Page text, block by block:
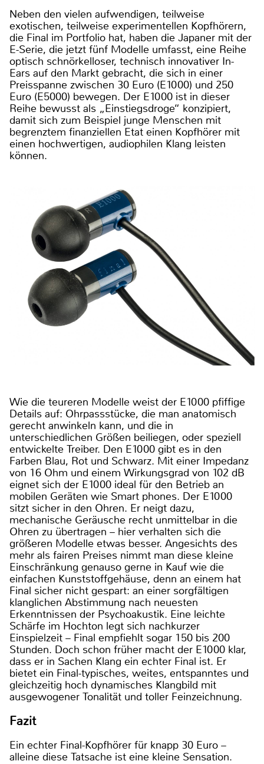
Neben den vielen aufwendigen, teilweise
exotischen, teilweise experimentellen Kopfhörern,
die Final im Portfolio hat, haben die Japaner mit der
E-Serie, die jetzt fünf Modelle umfasst, eine Reihe
optisch schnörkelloser, technisch innovativer In-
Ears auf den Markt gebracht, die sich in einer
Preisspanne zwischen 30 Euro (E1000) und 250
Euro (E5000) bewegen. Der E1000 ist in dieser
Reihe bewusst als „Einstiegsdroge“ konzipiert,
damit sich zum Beispiel junge Menschen mit
begrenztem finanziellen Etat einen Kopfhörer mit
einen hochwertigen, audiophilen Klang leisten
können.
Wie die teureren Modelle weist der E1000 pfiffige
Details auf: Ohrpassstücke, die man anatomisch
gerecht anwinkeln kann, und die in
unterschiedlichen Größen beiliegen, oder speziell
entwickelte Treiber. Den E1000 gibt es in den
Farben Blau, Rot und Schwarz. Mit einer Impedanz
von 16 Ohm und einem Wirkungsgrad von 102 dB
eignet sich der E1000 ideal für den Betrieb an
mobilen Geräten wie Smart phones. Der E1000
sitzt sicher in den Ohren. Er neigt dazu,
mechanische Geräusche recht unmittelbar in die
Ohren zu übertragen – hier verhalten sich die
größeren Modelle etwas besser. Angesichts des
mehr als fairen Preises nimmt man diese kleine
Einschränkung genauso gerne in Kauf wie die
einfachen Kunststoffgehäuse, denn an einem hat
Final sicher nicht gespart: an einer sorgfältigen
klanglichen Abstimmung nach neuesten
Erkenntnissen der Psychoakustik. Eine leichte
Schärfe im Hochton legt sich nachkurzer
Einspielzeit – Final empfiehlt sogar 150 bis 200
Stunden. Doch schon früher macht der E1000 klar,
dass er in Sachen Klang ein echter Final ist. Er
bietet ein Final-typisches, weites, entspanntes und
gleichzeitig hoch dynamisches Klangbild mit
ausgewogener Tonalität und toller Feinzeichnung.
Fazit
Ein echter Final-Kopfhörer für knapp 30 Euro –
alleine diese Tatsache ist eine kleine Sensation.